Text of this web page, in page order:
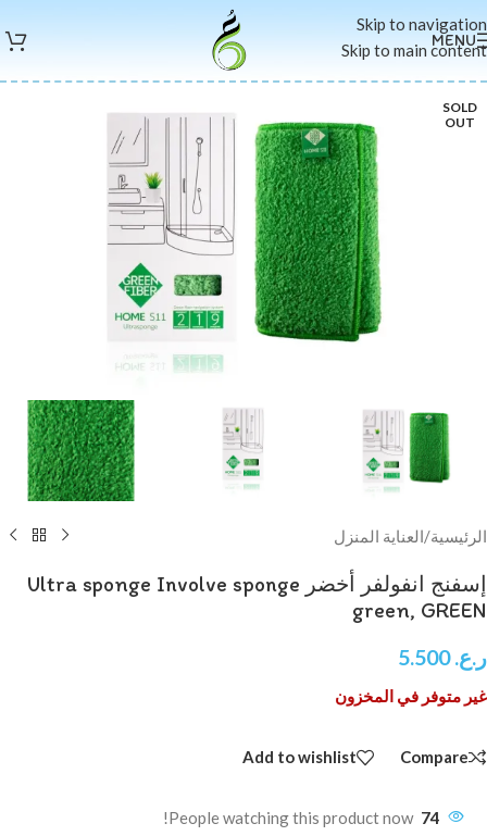
Skip to navigation
Skip to main content
MENU
SOLD
OUT
الرئيسية/العناية المنزل
إسفنج انفولفر أخضر Ultra sponge Involve sponge
green, GREEN
ر.ع.5.500
غير متوفر في المخزون
Compare
Add to wishlist
74
People watching this product now!